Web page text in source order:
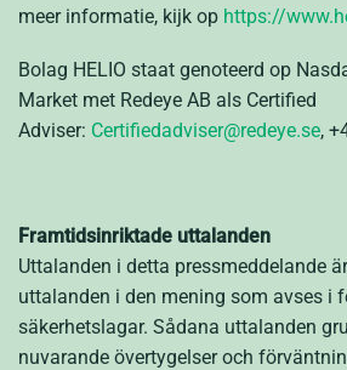
meer informatie, kijk op https://
Bolag HELIO staat genoteerd op
Market met Redeye AB als Certified
Adviser: Certifiedadviser@redeye.se,
Framtidsinriktade uttalanden
Uttalanden i detta pressmeddelande
uttalanden i den mening som avses i
säkerhetslagar. Sådana uttalanden
nuvarande övertygelser och